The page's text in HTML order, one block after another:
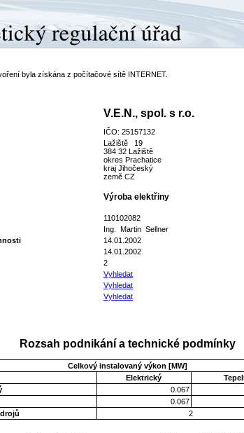
byla získána z počítačové sítě INTERNET.
V.E.N., spol. s r.o.
IČO: 25157132
Lažiště 19
384 32 Lažiště
okres Prachatice
kraj Jihočeský
země CZ
Výroba elektřiny
110102082
Ing. Martin Sellner
14.01.2002
14.01.2002
2
Vyhledat
Vyhledat
Vyhledat
Rozsah podnikání a technické podmínky
Celkový instalovaný výkon [MW]
Elektrický
0.067
0.067
2